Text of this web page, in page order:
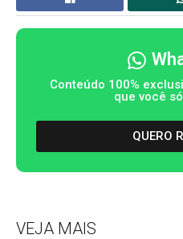
Conteúdo 100%
que você
QUERO
VEJA MAIS